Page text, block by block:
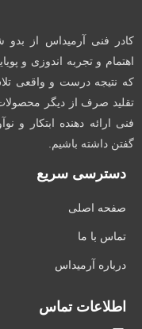
کادر فنی آرمیداس از
اهتمام و تجربه اندوزی و
که نتیجه درست و واقعی
تقلید صرف از دیگر محصولات
فنی ارائه دهنده ابتکار و
گفتن داشته باشیم.
دسترسی سریع
صفحه اصلی
تماس با ما
درباره آرمیداس
اطلاعات تماس